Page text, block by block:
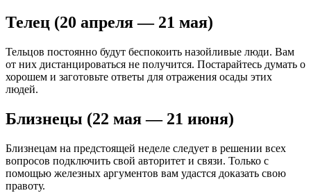
Телец (20 апреля — 21 мая)
Тельцов постоянно будут беспокоить назойливые люди. Вам
от них дистанцироваться не получится. Постарайтесь думать о
хорошем и заготовьте ответы для отражения осады этих
людей.
Близнецы (22 мая — 21 июня)
Близнецам на предстоящей неделе следует в решении всех
вопросов подключить свой авторитет и связи. Только с
помощью железных аргументов вам удастся доказать свою
правоту.